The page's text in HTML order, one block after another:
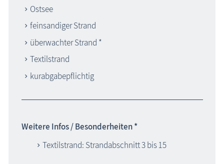
Ostsee
feinsandiger Strand
überwachter Strand *
Textilstrand
kurabgabepflichtig
Weitere Infos / Besonderheiten *
Textilstrand: Strandabschnitt 3 bis 15